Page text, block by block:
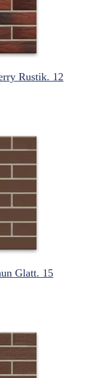
Rustik. 12
Glatt. 15